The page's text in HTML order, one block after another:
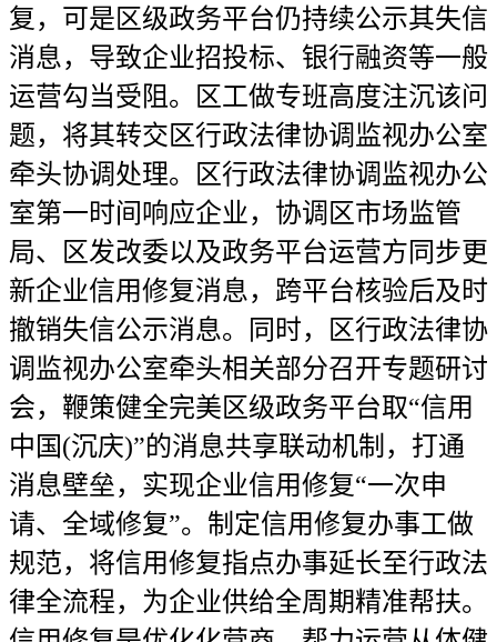
复，可是区级政务平台仍持续公示其失信
消息，导致企业招投标、银行融资等一般
运营勾当受阻。区工做专班高度注沉该问
题，将其转交区行政法律协调监视办公室
牵头协调处理。区行政法律协调监视办公
室第一时间响应企业，协调区市场监管
局、区发改委以及政务平台运营方同步更
新企业信用修复消息，跨平台核验后及时
撤销失信公示消息。同时，区行政法律协
调监视办公室牵头相关部分召开专题研讨
会，鞭策健全完美区级政务平台取“信用
中国(沉庆)”的消息共享联动机制，打通
消息壁垒，实现企业信用修复“一次申
请、全域修复”。制定信用修复办事工做
规范，将信用修复指点办事延长至行政法
律全流程，为企业供给全周期精准帮扶。